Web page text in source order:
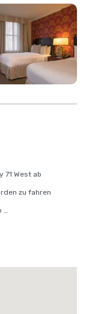
71 West ab
zu fahren